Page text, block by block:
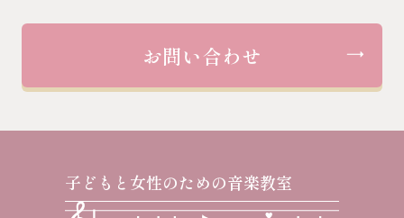
お問い合わせ
子どもと女性のための音楽教室